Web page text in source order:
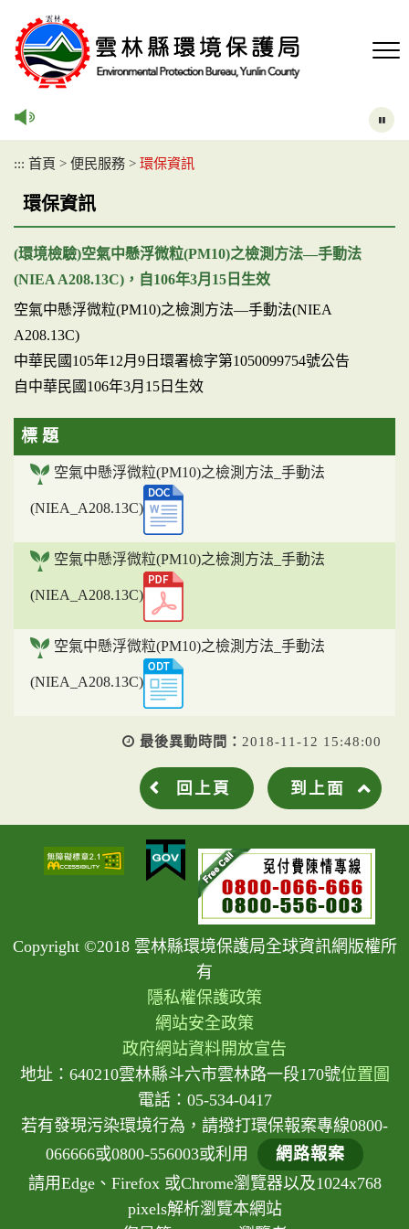
::: 首頁 > 便民服務 > 環保資訊
環保資訊
(環境檢驗)空氣中懸浮微粒(PM10)之檢測方法—手動法
(NIEA A208.13C)，自106年3月15日生效
空氣中懸浮微粒(PM10)之檢測方法—手動法(NIEA
A208.13C)
中華民國105年12月9日環署檢字第1050099754號公告
自中華民國106年3月15日生效
標 題
空氣中懸浮微粒(PM10)之檢測方法_手動法
(NIEA_A208.13C)
空氣中懸浮微粒(PM10)之檢測方法_手動法
(NIEA_A208.13C)
空氣中懸浮微粒(PM10)之檢測方法_手動法
(NIEA_A208.13C)
最後異動時間： 2018-11-12 15:48:00
回上頁 到上面
Copyright ©2018 雲林縣環境保護局全球資訊網版權所
有
隱私權保護政策
網站安全政策
政府網站資料開放宣告
地址：640210雲林縣斗六市雲林路一段170號位置圖
電話：05-534-0417
若有發現污染環境行為，請撥打環保報案專線0800-
066666或0800-556003或利用
網路報案
請用Edge、Firefox 或Chrome瀏覽器以及1024x768
pixels解析瀏覽本網站